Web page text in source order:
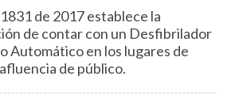
de 2017 establece la
de contar con un Desfibrilador
Automático en los lugares de
de público.